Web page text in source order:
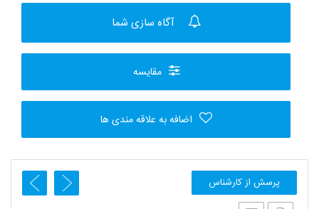
آگاه سازی شما
مقایسه
اضافه به علاقه مندی ها
پرسش از کارشناس